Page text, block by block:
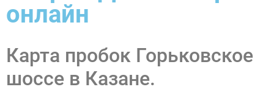
онлайн
Карта пробок Горьковское
шоссе в Казане.